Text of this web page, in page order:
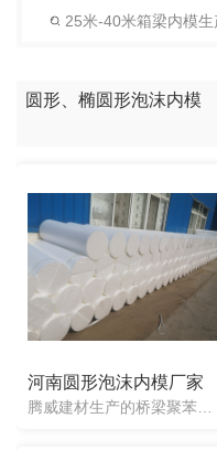
25米-40米箱梁内模生
圆形、椭圆形泡沫内模
河南圆形泡沫内模厂家